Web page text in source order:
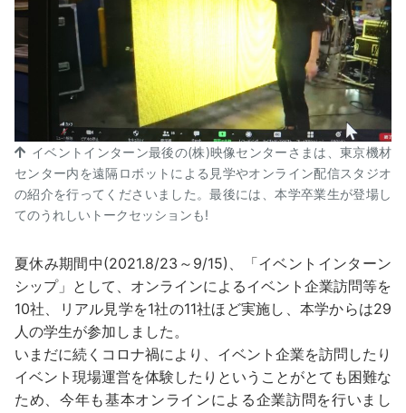
イベントインターン最後の(株)映像センターさまは、東京機材
センター内を遠隔ロボットによる見学やオンライン配信スタジオ
の紹介を行ってくださいました。最後には、本学卒業生が登場し
てのうれしいトークセッションも!
夏休み期間中(2021.8/23～9/15)、「イベントインターン
シップ」として、オンラインによるイベント企業訪問等を
10社、リアル見学を1社の11社ほど実施し、本学からは29
人の学生が参加しました。
いまだに続くコロナ禍により、イベント企業を訪問したり
イベント現場運営を体験したりということがとても困難な
ため、今年も基本オンラインによる企業訪問を行いまし